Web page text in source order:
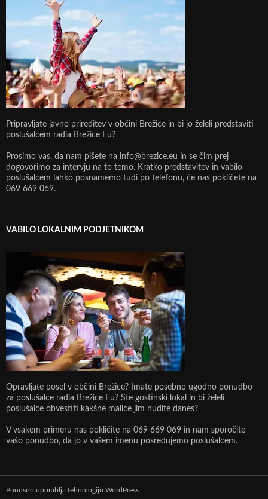
Pripravljate javno prireditev v občini Brežice in bi jo želeli predstaviti
poslušalcem radia Brežice Eu?
Prosimo vas, da nam pišete na info@brezice.eu in se čim prej
dogovorimo za intervju na to temo. Kratko predstavitev in vabilo
poslušalcem lahko posnamemo tudi po telefonu, če nas pokličete na
069 669 069.
VABILO LOKALNIM PODJETNIKOM
Opravljate posel v občini Brežice? Imate posebno ugodno ponudbo
za poslušalce radia Brežice Eu? Ste gostinski lokal in bi želeli
poslušalce obvestiti kakšne malice jim nudite danes?
V vsakem primeru nas pokličite na 069 669 069 in nam sporočite
vašo ponudbo, da jo v vašem imenu posredujemo poslušalcem.
Ponosno uporablja tehnologijo WordPress